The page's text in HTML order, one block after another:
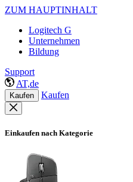
ZUM HAUPTINHALT
Logitech G
Unternehmen
Bildung
Support
AT,de
Kaufen Kaufen
Einkaufen nach Kategorie